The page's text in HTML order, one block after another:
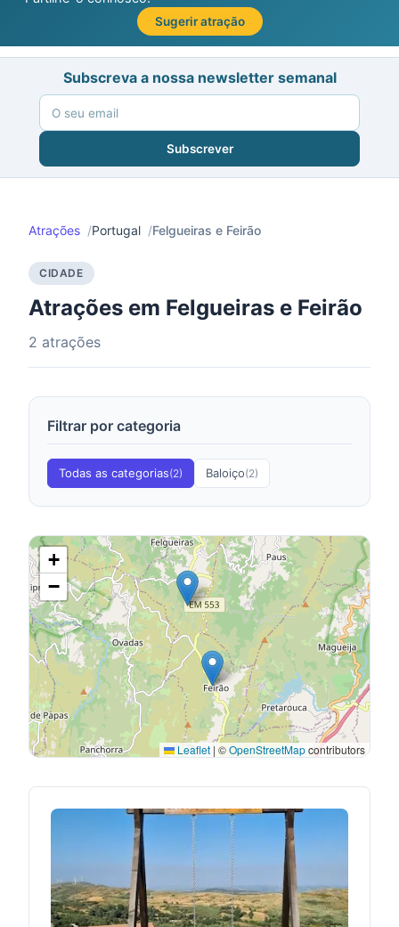
Sugerir atração
Subscreva a nossa newsletter semanal
Subscrever
Atrações Portugal Felgueiras e Feirão
CIDADE
Atrações em Felgueiras e Feirão
2 atrações
Filtrar por categoria
Todas as categorias(2) Baloiço(2)
+
−
Leaflet | ©OpenStreetMapcontributors